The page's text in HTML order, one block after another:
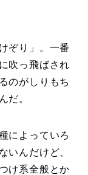
ぞり」。一番
吹っ飛ばされ
のがしりもち
だ。
によっていろ
いんだけど、
け系全般とか